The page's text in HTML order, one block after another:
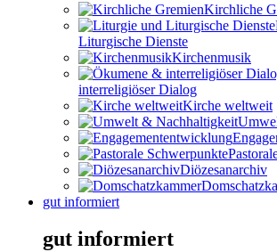
Kirchliche
Liturgische Dienste
Kirchenmusik
interreligiöser Dialog
Kirche weltweit
Diözesanarchiv
gut informiert
gut informiert